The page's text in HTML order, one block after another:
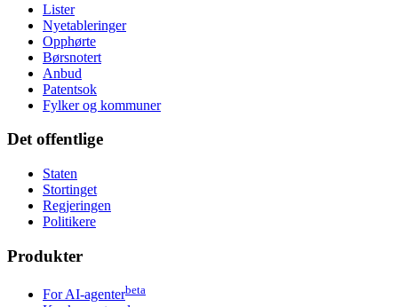
Lister
Nyetableringer
Opphørte
Børsnotert
Anbud
Patentsok
Fylker og kommuner
Det offentlige
Staten
Stortinget
Regjeringen
Politikere
Produkter
For AI-agenterbeta